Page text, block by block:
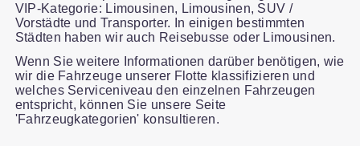
VIP-Kategorie: Limousinen, Limousinen, SUV /
Vorstädte und Transporter. In einigen bestimmten
Städten haben wir auch Reisebusse oder Limousinen.
Wenn Sie weitere Informationen darüber benötigen, wie
wir die Fahrzeuge unserer Flotte klassifizieren und
welches Serviceniveau den einzelnen Fahrzeugen
entspricht, können Sie unsere Seite
'Fahrzeugkategorien' konsultieren.